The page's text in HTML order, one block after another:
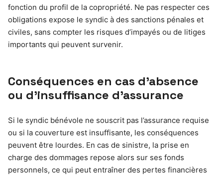
fonction du profil de la copropriété. Ne pas respecter ces
obligations expose le syndic à des sanctions pénales et
civiles, sans compter les risques d’impayés ou de litiges
importants qui peuvent survenir.
Conséquences en cas d’absence
ou d’insuffisance d’assurance
Si le syndic bénévole ne souscrit pas l’assurance requise
ou si la couverture est insuffisante, les conséquences
peuvent être lourdes. En cas de sinistre, la prise en
charge des dommages repose alors sur ses fonds
personnels, ce qui peut entraîner des pertes financières